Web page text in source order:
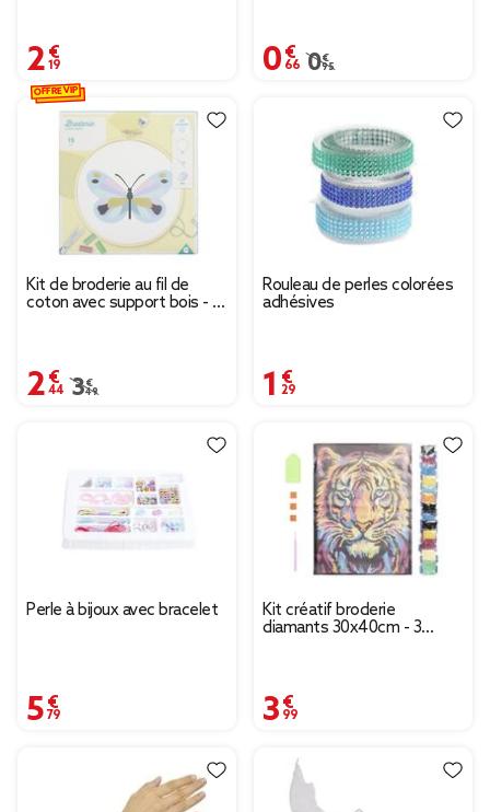
2,19 € 0,66 €
Prix remisé de 0,95 €
0,95 €
Kit de broderie au fil de
coton avec support bois - 3
2,44 €
Prix remisé de 3,49 € à 2,44 €
3,49 €
OFFRE VIP
Rouleau de perles colorées
adhésives
1,29 €
Perle à bijoux avec bracelet
5,79 €
Kit créatif broderie
diamants 30x40cm - 3
3,99 €